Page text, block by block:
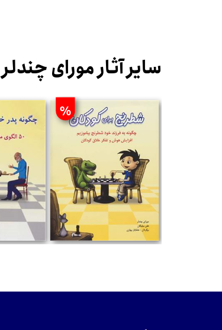
سایر آثار مورای چندلر
%